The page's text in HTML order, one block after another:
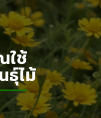
ใช้
ธุ์ไม้